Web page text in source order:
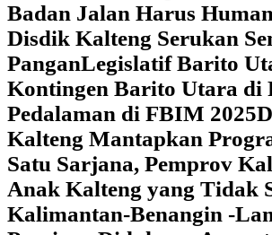
Badan Jalan Harus
Disdik Kalteng Serukan
PanganLegislatif Barito
Kontingen Barito Utara di
Pedalaman di FBIM 2025
Kalteng Mantapkan
Satu Sarjana, Pemprov
Anak Kalteng yang Tidak
Kalimantan-Benangin -